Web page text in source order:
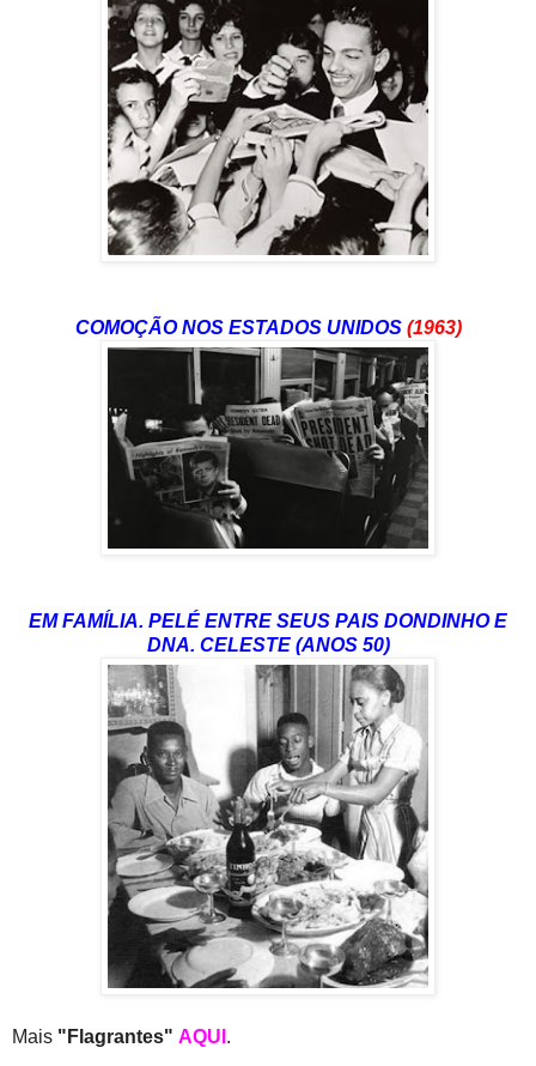
COMOÇÃO NOS ESTADOS UNIDOS (1963)
EM FAMÍLIA. PELÉ ENTRE SEUS PAIS DONDINHO E
DNA. CELESTE (ANOS 50)
Mais "Flagrantes" AQUI .